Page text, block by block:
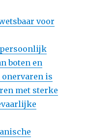
voor
boten en
onervaren is
met sterke